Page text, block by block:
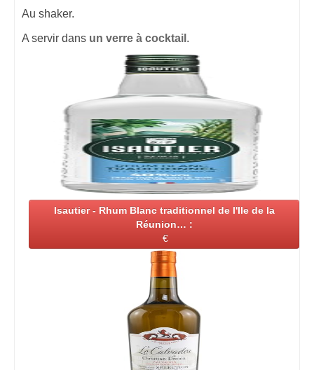
Au shaker.
A servir dans un verre à cocktail .
Isautier - Rhum Blanc traditionnel de l'Ile de la
Réunion… :
€